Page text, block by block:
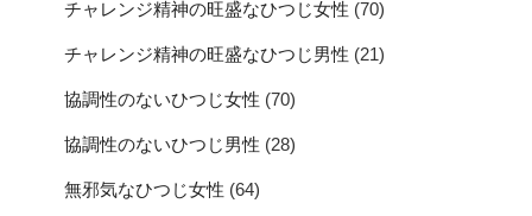
チャレンジ精神の旺盛なひつじ女性 (70)
チャレンジ精神の旺盛なひつじ男性 (21)
協調性のないひつじ女性 (70)
協調性のないひつじ男性 (28)
無邪気なひつじ女性 (64)